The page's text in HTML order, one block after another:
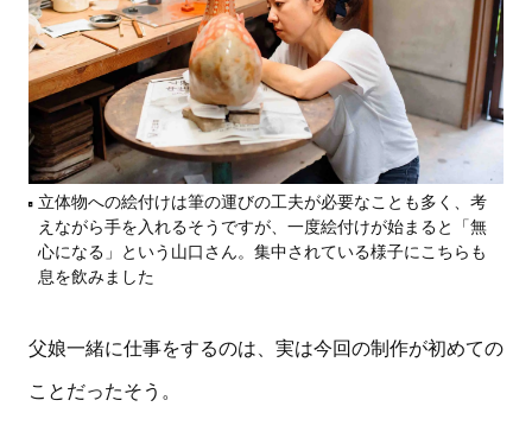
立体物への絵付けは筆の運びの工夫が必要なことも多く、考
えながら手を入れるそうですが、一度絵付けが始まると「無
心になる」という山口さん。集中されている様子にこちらも
息を飲みました
父娘一緒に仕事をするのは、実は今回の制作が初めての
ことだったそう。